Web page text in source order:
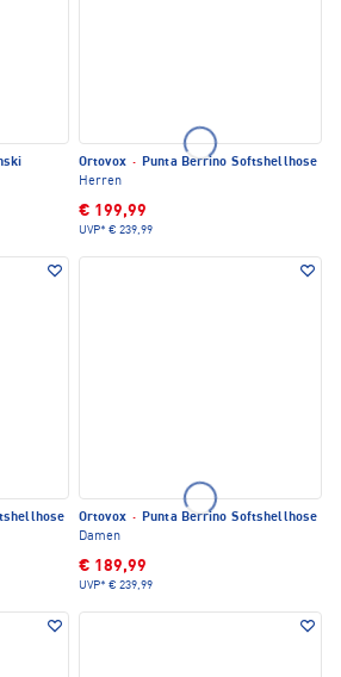
Ortovox · Punta Berrino Softshellhose
Herren
€ 199,99
UVP* € 239,99
Ortovox · Punta Berrino Softshellhose
Damen
€ 189,99
UVP* € 239,99